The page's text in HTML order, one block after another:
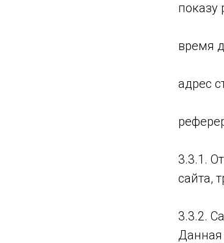
показу
время
адрес
3.3.1.
сайта,
3.3.2.
Данная